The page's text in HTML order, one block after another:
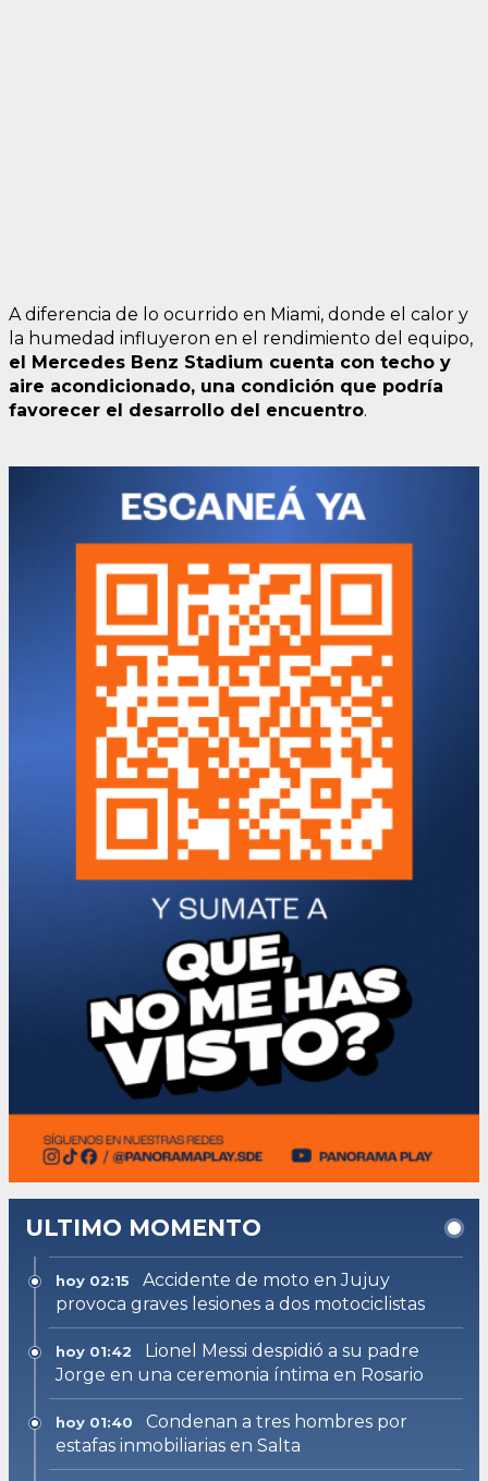
A diferencia de lo ocurrido en Miami, donde el calor y
la humedad influyeron en el rendimiento del equipo,
el Mercedes Benz Stadium cuenta con techo y
aire acondicionado, una condición que podría
favorecer el desarrollo del encuentro.
ULTIMO MOMENTO
hoy 02:15
Accidente de moto en Jujuy
provoca graves lesiones a dos motociclistas
hoy 01:42
Lionel Messi despidió a su padre
Jorge en una ceremonia íntima en Rosario
hoy 01:40
Condenan a tres hombres por
estafas inmobiliarias en Salta